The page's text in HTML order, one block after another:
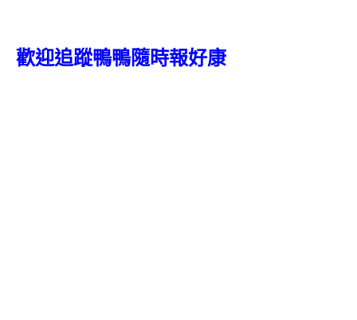
歡迎追蹤鴨鴨隨時報好康